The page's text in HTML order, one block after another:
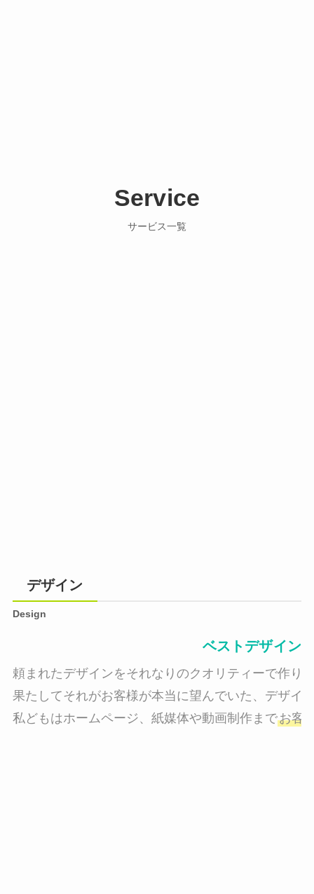
Service
サービス一覧
デザイン
Design
ベストデザイン
頼まれたデザインをそれなりのクオリティーで作り
果たしてそれがお客様が本当に望んでいた、デザイ
私どもはホームページ、紙媒体や動画制作までお客